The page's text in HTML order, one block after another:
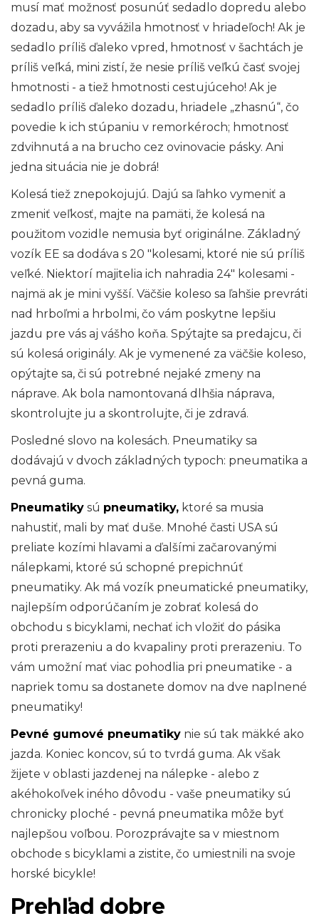
musí mať možnosť posunúť sedadlo dopredu alebo
dozadu, aby sa vyvážila hmotnosť v hriadeľoch! Ak je
sedadlo príliš ďaleko vpred, hmotnosť v šachtách je
príliš veľká, mini zistí, že nesie príliš veľkú časť svojej
hmotnosti - a tiež hmotnosti cestujúceho! Ak je
sedadlo príliš ďaleko dozadu, hriadele „zhasnú“, čo
povedie k ich stúpaniu v remorkéroch; hmotnosť
zdvihnutá a na brucho cez ovinovacie pásky. Ani
jedna situácia nie je dobrá!
Kolesá tiež znepokojujú. Dajú sa ľahko vymeniť a
zmeniť veľkosť, majte na pamäti, že kolesá na
použitom vozidle nemusia byť originálne. Základný
vozík EE sa dodáva s 20 "kolesami, ktoré nie sú príliš
veľké. Niektorí majitelia ich nahradia 24" kolesami -
najmä ak je mini vyšší. Väčšie koleso sa ľahšie prevráti
nad hrboľmi a hrbolmi, čo vám poskytne lepšiu
jazdu pre vás aj vášho koňa. Spýtajte sa predajcu, či
sú kolesá originály. Ak je vymenené za väčšie koleso,
opýtajte sa, či sú potrebné nejaké zmeny na
náprave. Ak bola namontovaná dlhšia náprava,
skontrolujte ju a skontrolujte, či je zdravá.
Posledné slovo na kolesách. Pneumatiky sa
dodávajú v dvoch základných typoch: pneumatika a
pevná guma.
Pneumatiky sú pneumatiky, ktoré sa musia
nahustiť, mali by mať duše. Mnohé časti USA sú
preliate kozími hlavami a ďalšími začarovanými
nálepkami, ktoré sú schopné prepichnúť
pneumatiky. Ak má vozík pneumatické pneumatiky,
najlepším odporúčaním je zobrať kolesá do
obchodu s bicyklami, nechať ich vložiť do pásika
proti prerazeniu a do kvapaliny proti prerazeniu. To
vám umožní mať viac pohodlia pri pneumatike - a
napriek tomu sa dostanete domov na dve naplnené
pneumatiky!
Pevné gumové pneumatiky nie sú tak mäkké ako
jazda. Koniec koncov, sú to tvrdá guma. Ak však
žijete v oblasti jazdenej na nálepke - alebo z
akéhokoľvek iného dôvodu - vaše pneumatiky sú
chronicky ploché - pevná pneumatika môže byť
najlepšou voľbou. Porozprávajte sa v miestnom
obchode s bicyklami a zistite, čo umiestnili na svoje
horské bicykle!
Prehľad dobre